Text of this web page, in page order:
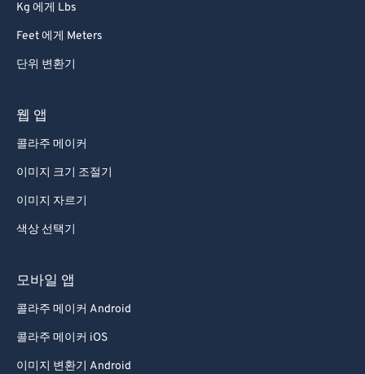
Kg 에게 Lbs
Feet 에게 Meters
단위 변환기
웹 앱
콜라주 메이커
이미지 크기 조절기
이미지 자르기
색상 선택기
모바일 앱
콜라주 메이커 Android
콜라주 메이커 iOS
이미지 변환기 Android